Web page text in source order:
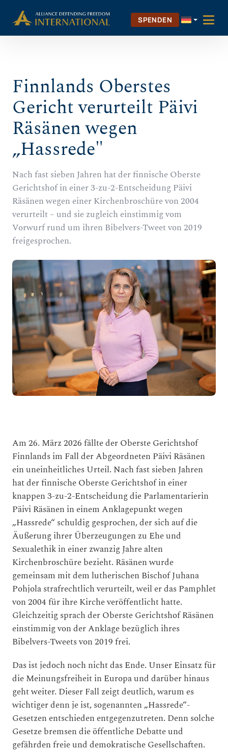
Inhalt
SPENDEN
Finnlands Oberstes
Gericht verurteilt Päivi
Räsänen wegen
„Hassrede"
Nach fast sieben Jahren hat der finnische Oberste
Gerichtshof in einer 3-zu-2-Entscheidung Päivi
Räsänen wegen einer Kirchenbroschüre von 2004
verurteilt – und sie zugleich einstimmig vom
Vorwurf rund um ihren Bibelvers-Tweet von 2019
freigesprochen.
Am 26. März 2026 fällte der Oberste Gerichtshof
Finnlands im Fall der Abgeordneten Päivi Räsänen
ein uneinheitliches Urteil. Nach fast sieben Jahren
hat der finnische Oberste Gerichtshof in einer
knappen 3-zu-2-Entscheidung die Parlamentarierin
Päivi Räsänen in einem Anklagepunkt wegen
„Hassrede“ schuldig gesprochen, der sich auf die
Äußerung ihrer Überzeugungen zu Ehe und
Sexualethik in einer zwanzig Jahre alten
Kirchenbroschüre bezieht. Räsänen wurde
gemeinsam mit dem lutherischen Bischof Juhana
Pohjola strafrechtlich verurteilt, weil er das Pamphlet
von 2004 für ihre Kirche veröffentlicht hatte.
Gleichzeitig sprach der Oberste Gerichtshof Räsänen
einstimmig von der Anklage bezüglich ihres
Bibelvers-Tweets von 2019 frei.
Das ist jedoch noch nicht das Ende. Unser Einsatz für
die Meinungsfreiheit in Europa und darüber hinaus
geht weiter. Dieser Fall zeigt deutlich, warum es
wichtiger denn je ist, sogenannten „Hassrede“-
Gesetzen entschieden entgegenzutreten. Denn solche
Gesetze bremsen die öffentliche Debatte und
gefährden freie und demokratische Gesellschaften.